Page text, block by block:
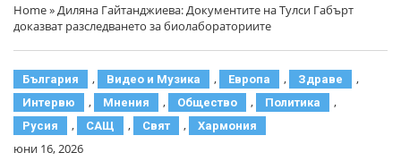
Home»Диляна Гайтанджиева: Документите на Тулси Габърт
доказват разследването за биолабораториите
България , Видео и Музика , Европа , Здраве ,
Интервю , Мнения , Общество , Политика ,
Русия , САЩ , Свят , Хармония
юни 16, 2026